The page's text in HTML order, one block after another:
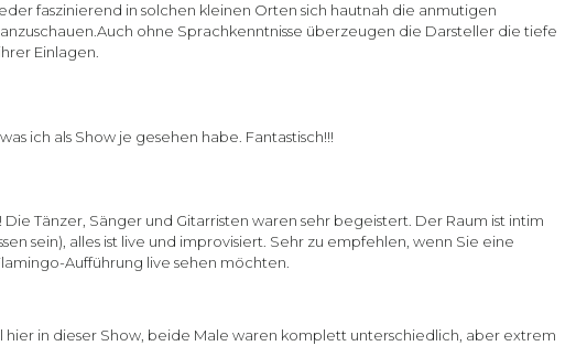
faszinierend in solchen kleinen Orten sich hautnah die anmutigen
ohne Sprachkenntnisse überzeugen die Darsteller die tiefe
Einlagen.
ich als Show je gesehen habe. Fantastisch!!!
Die Tänzer, Sänger und Gitarristen waren sehr begeistert. Der Raum ist intim
sein), alles ist live und improvisiert. Sehr zu empfehlen, wenn Sie eine
Aufführung live sehen möchten.
hier in dieser Show, beide Male waren komplett unterschiedlich, aber extrem